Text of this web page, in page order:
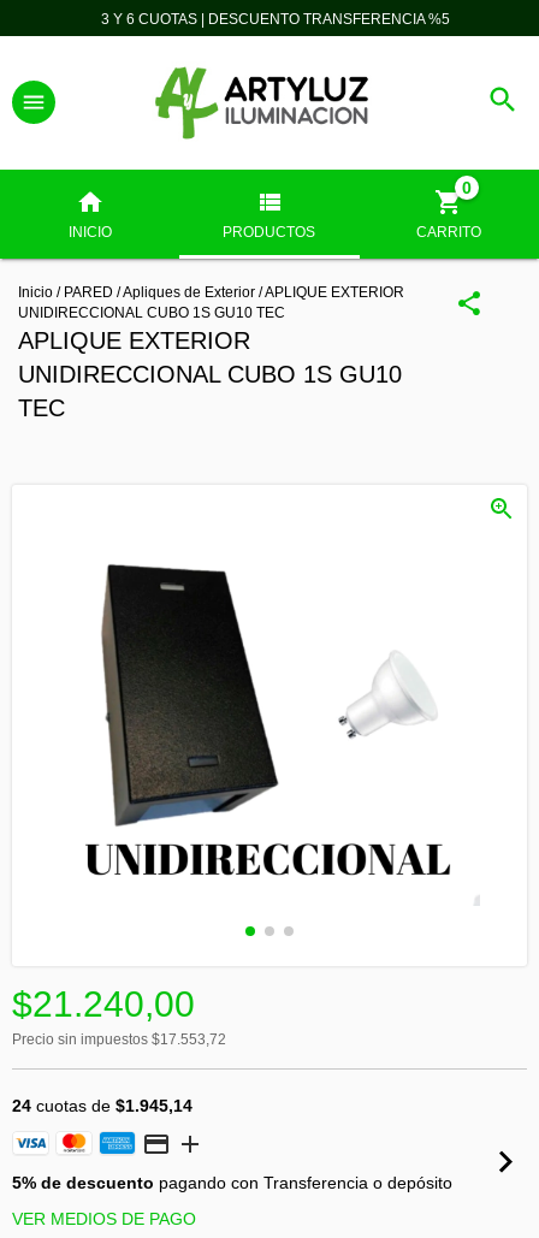
3 Y 6 CUOTAS | DESCUENTO TRANSFERENCIA %5
INICIO PRODUCTOS CARRITO
0
Inicio / PARED /Apliques de Exterior /APLIQUE EXTERIOR
UNIDIRECCIONAL CUBO 1S GU10 TEC
APLIQUE EXTERIOR
UNIDIRECCIONAL CUBO 1S GU10
TEC
$21.240,00
Precio sin impuestos $17.553,72
24 cuotas de $1.945,14
5% de descuento pagando con Transferencia o depósito
VER MEDIOS DE PAGO